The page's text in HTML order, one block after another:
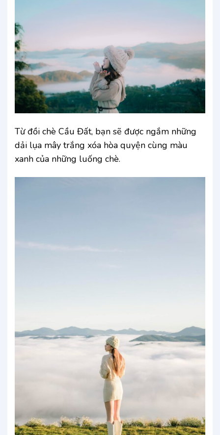
Từ đồi chè Cầu Đất, bạn sẽ được ngắm những
dải lụa mây trắng xóa hòa quyện cùng màu
xanh của những luống chè.